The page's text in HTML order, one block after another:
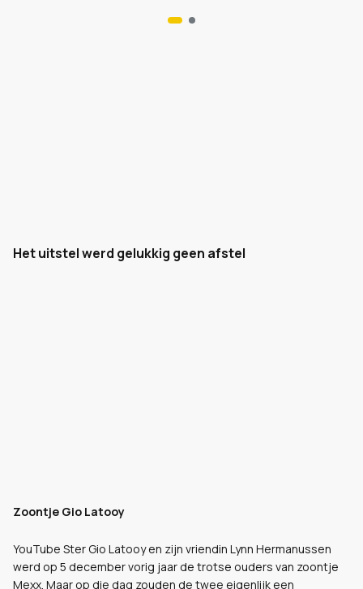
Het uitstel werd gelukkig geen afstel
Zoontje Gio Latooy
YouTube Ster Gio Latooy en zijn vriendin Lynn Hermanussen
werd op 5 december vorig jaar de trotse ouders van zoontje
Mexx. Maar op die dag zouden de twee eigenlijk een